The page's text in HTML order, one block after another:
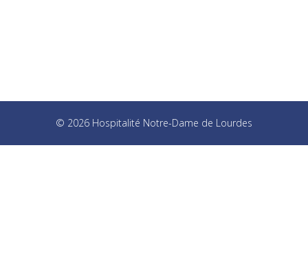
© 2026 Hospitalité Notre-Dame de Lourdes